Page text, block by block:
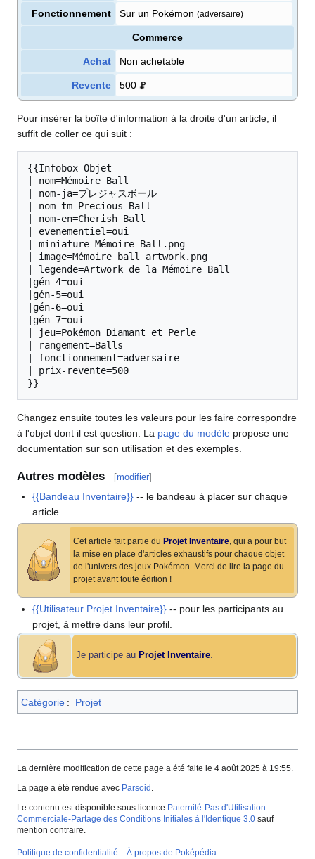
Fonctionnement Sur un Pokémon (adversaire)
Commerce
Achat Non achetable
Revente 500
Pour insérer la boîte d'information à la droite d'un article, il
suffit de coller ce qui suit :
{{Infobox Objet
| nom=Mémoire Ball
| nom-ja=プレジャスボール
| nom-tm=Precious Ball
| nom-en=Cherish Ball
| evenementiel=oui
| miniature=Mémoire Ball.png
| image=Mémoire ball artwork.png
| legende=Artwork de la Mémoire Ball
|gén-4=oui
|gén-5=oui
|gén-6=oui
|gén-7=oui
| jeu=Pokémon Diamant et Perle
| rangement=Balls
| fonctionnement=adversaire
| prix-revente=500
Changez ensuite toutes les valeurs pour les faire correspondre
à l'objet dont il est question. La page du modèle propose une
documentation sur son utilisation et des exemples.
Autres modèles [modifier]
{{Bandeau Inventaire}} -- le bandeau à placer sur chaque
article
Cet article fait partie du Projet Inventaire , qui a pour but
la mise en place d'articles exhaustifs pour chaque objet
de l'univers des jeux Pokémon. Merci de lire la page du
projet avant toute édition !
{{Utilisateur Projet Inventaire}} -- pour les participants au
projet, à mettre dans leur profil.
Je participe au Projet Inventaire.
Catégorie : Projet
La dernière modification de cette page a été faite le 4 août 2025 à 19:55.
La page a été rendue avec Parsoid
Le contenu est disponible sous licence Paternité-Pas d'Utilisation
Commerciale-Partage des Conditions Initiales à l'Identique 3.0 sauf
mention contraire.
Politique de confidentialité À propos de Poképédia